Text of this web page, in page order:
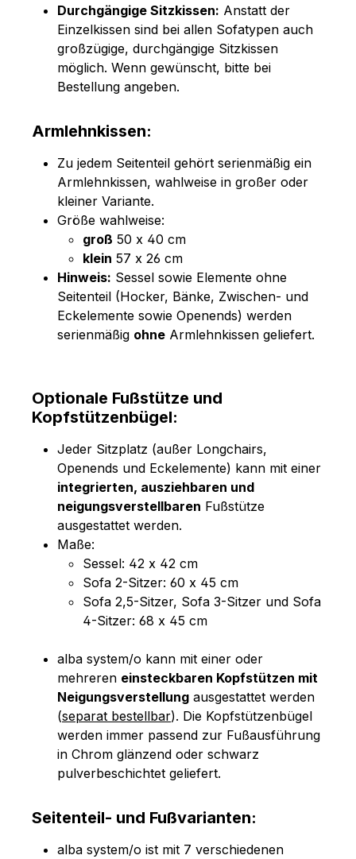
Durchgängige Sitzkissen: Anstatt der
Einzelkissen sind bei allen Sofatypen auch
großzügige, durchgängige Sitzkissen
möglich. Wenn gewünscht, bitte bei
Bestellung angeben.
Armlehnkissen:
Zu jedem Seitenteil gehört serienmäßig ein
Armlehnkissen, wahlweise in großer oder
kleiner Variante.
Größe wahlweise:
groß 50 x 40 cm
klein 57 x 26 cm
Hinweis: Sessel sowie Elemente ohne
Seitenteil (Hocker, Bänke, Zwischen- und
Eckelemente sowie Openends) werden
serienmäßig ohne Armlehnkissen geliefert.
Optionale Fußstütze und
Kopfstützenbügel:
Jeder Sitzplatz (außer Longchairs,
Openends und Eckelemente) kann mit einer
integrierten, ausziehbaren und
neigungsverstellbaren Fußstütze
ausgestattet werden.
Maße:
Sessel: 42 x 42 cm
Sofa 2-Sitzer: 60 x 45 cm
Sofa 2,5-Sitzer, Sofa 3-Sitzer und Sofa
4-Sitzer: 68 x 45 cm
alba system/o kann mit einer oder
mehreren einsteckbaren Kopfstützen mit
Neigungsverstellung ausgestattet werden
(separat bestellbar). Die Kopfstützenbügel
werden immer passend zur Fußausführung
in Chrom glänzend oder schwarz
pulverbeschichtet geliefert.
Seitenteil- und Fußvarianten:
alba system/o ist mit 7 verschiedenen